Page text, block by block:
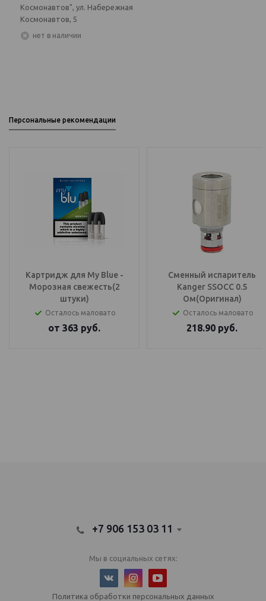
Космонавтов", ул. Набережная
Космонавтов, 5
Нет в наличии
Персональные рекомендации
Картридж для My Blue -
Морозная свежесть(2
штуки)
Осталось маловато
от 363 руб.
Сменный испаритель
Kanger SSOCC 0.5
Ом(Оригинал)
Осталось маловато
218.90 руб.
+7 906 153 03 11
Мы в социальных сетях:
Политика обработки персональных данных